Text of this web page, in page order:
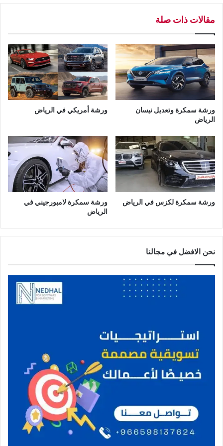
يس
ر
ة
ع
ل
ا
د
ف
ي
ج
د
ة
مقالات ذات صلة
ورشة سمكرة وتعديل نيسان
الرياض
ورشة أمريكي في الرياض
ورشة سمكرة لكزس في الرياض
ورشة سمكرة لامبورجيني في
الرياض
نحن الافضل في مجالنا